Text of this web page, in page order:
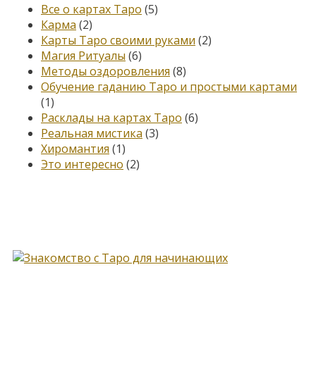
Все о картах Таро (5)
Карма (2)
Карты Таро своими руками (2)
Магия Ритуалы (6)
Методы оздоровления (8)
Обучение гаданию Таро и простыми картами
(1)
Расклады на картах Таро (6)
Реальная мистика (3)
Хиромантия (1)
Это интересно (2)